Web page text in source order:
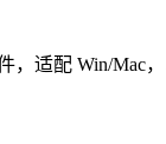
，适配 Win/Mac